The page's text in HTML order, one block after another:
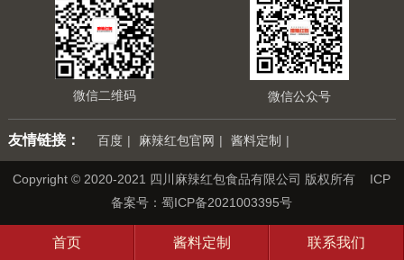
微信公众号
微信二维码
友情链接： 百度 | 麻辣红包官网 | 酱料定制 |
Copyright © 2020-2021 四川麻辣红包食品有限公司 版权所有 ICP
备案号：蜀ICP备2021003395号
首页 酱料定制 联系我们